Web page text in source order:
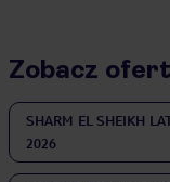
Zobacz
SHARM EL SHEIKH
2026